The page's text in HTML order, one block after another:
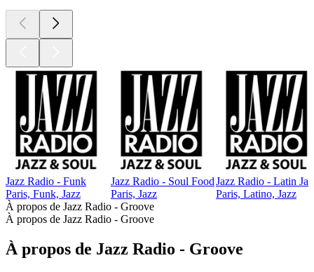
Jazz Radio - Funk
Paris, Funk, Jazz
Jazz Radio - Soul Food
Paris, Jazz
Jazz Radio - Latin
Paris, Latino, Jazz
À propos de Jazz Radio - Groove
À propos de Jazz Radio - Groove
À propos de Jazz Radio - Groove